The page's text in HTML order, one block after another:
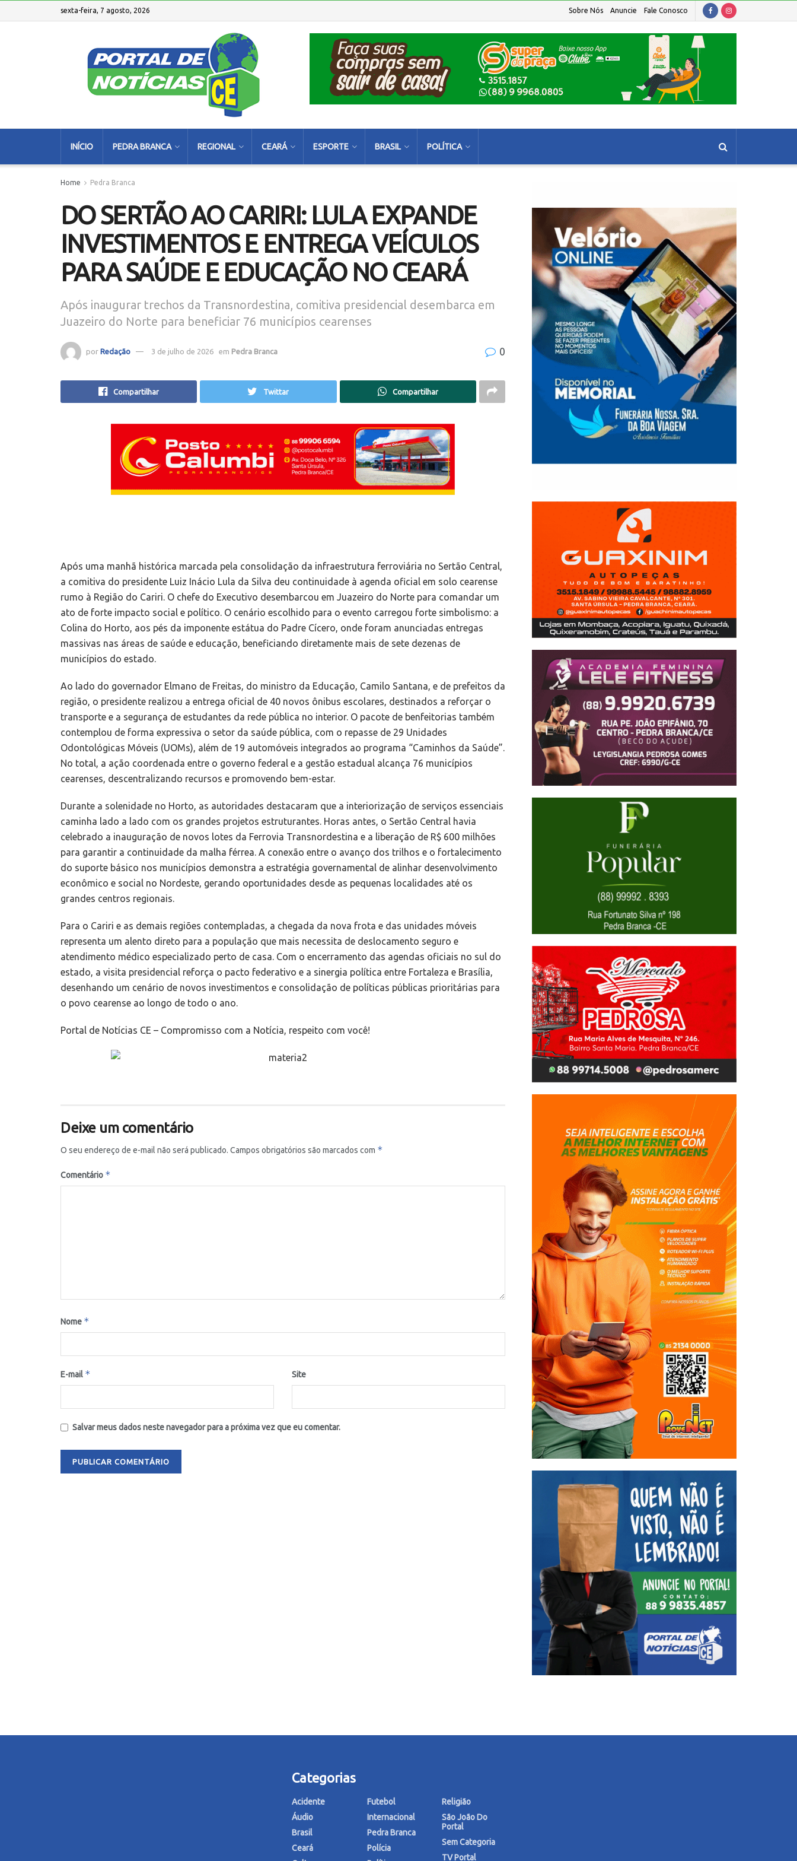
sexta-feira, 7 agosto, 2026 Sobre Nós Anuncie Fale Conosco
INÍCIO PEDRA BRANCA REGIONAL CEARÁ ESPORTE BRASIL POLÍTICA
Home Pedra Branca
DO SERTÃO AO CARIRI: LULA EXPANDE
INVESTIMENTOS E ENTREGA VEÍCULOS
PARA SAÚDE E EDUCAÇÃO NO CEARÁ
Após inaugurar trechos da Transnordestina, comitiva presidencial desembarca em
Juazeiro do Norte para beneficiar 76 municípios cearenses
por Redação 3 de julho de 2026 em Pedra Branca 0
Compartilhar Twittar Compartilhar
Após uma manhã histórica marcada pela consolidação da infraestrutura ferroviária no Sertão Central,
a comitiva do presidente Luiz Inácio Lula da Silva deu continuidade à agenda oficial em solo cearense
rumo à Região do Cariri. O chefe do Executivo desembarcou em Juazeiro do Norte para comandar um
ato de forte impacto social e político. O cenário escolhido para o evento carregou forte simbolismo: a
Colina do Horto, aos pés da imponente estátua do Padre Cícero, onde foram anunciadas entregas
massivas nas áreas de saúde e educação, beneficiando diretamente mais de sete dezenas de
municípios do estado.
Ao lado do governador Elmano de Freitas, do ministro da Educação, Camilo Santana, e de prefeitos da
região, o presidente realizou a entrega oficial de 40 novos ônibus escolares, destinados a reforçar o
transporte e a segurança de estudantes da rede pública no interior. O pacote de benfeitorias também
contemplou de forma expressiva o setor da saúde pública, com o repasse de 29 Unidades
Odontológicas Móveis (UOMs), além de 19 automóveis integrados ao programa “Caminhos da Saúde”.
No total, a ação coordenada entre o governo federal e a gestão estadual alcança 76 municípios
cearenses, descentralizando recursos e promovendo bem-estar.
Durante a solenidade no Horto, as autoridades destacaram que a interiorização de serviços essenciais
caminha lado a lado com os grandes projetos estruturantes. Horas antes, o Sertão Central havia
celebrado a inauguração de novos lotes da Ferrovia Transnordestina e a liberação de R$ 600 milhões
para garantir a continuidade da malha férrea. A conexão entre o avanço dos trilhos e o fortalecimento
do suporte básico nos municípios demonstra a estratégia governamental de alinhar desenvolvimento
econômico e social no Nordeste, gerando oportunidades desde as pequenas localidades até os
grandes centros regionais.
Para o Cariri e as demais regiões contempladas, a chegada da nova frota e das unidades móveis
representa um alento direto para a população que mais necessita de deslocamento seguro e
atendimento médico especializado perto de casa. Com o encerramento das agendas oficiais no sul do
estado, a visita presidencial reforça o pacto federativo e a sinergia política entre Fortaleza e Brasília,
desenhando um cenário de novos investimentos e consolidação de políticas públicas prioritárias para
o povo cearense ao longo de todo o ano.
Portal de Notícias CE – Compromisso com a Notícia, respeito com você!
Deixe um comentário
O seu endereço de e-mail não será publicado. Campos obrigatórios são marcados com *
Comentário *
Nome *
E-mail * Site
Salvar meus dados neste navegador para a próxima vez que eu comentar.
Categorias
Acidente
Áudio
Brasil
Ceará
Futebol
Internacional
Pedra Branca
Polícia
Religião
São João Do
Portal
Sem Categoria
TV Portal